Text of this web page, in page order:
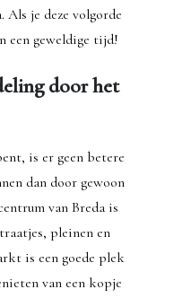
je deze volgorde
een geweldige tijd!
door het
is er geen betere
dan door gewoon
van Breda is
pleinen en
is een goede plek
van een kopje